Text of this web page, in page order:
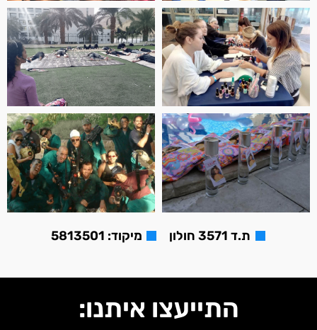
ת.ד 3571 חולון מיקוד: 5813501
התייעצו איתנו: